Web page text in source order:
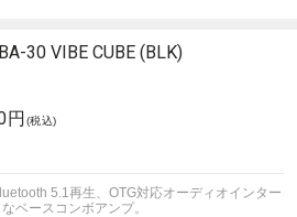
BA-30 VIBE CUBE (BLK)
円 (税込)
5.1再生、OTG対応オーディオインター
ベースコンボアンプ。